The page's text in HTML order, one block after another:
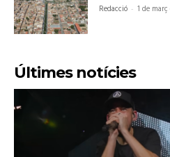
Redacció - 1 de
Últimes notícies